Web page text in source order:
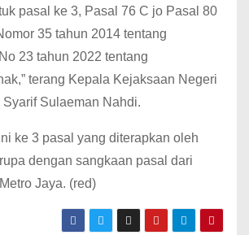
pasal ke 3, Pasal 76 C jo Pasal 80
35 tahun 2014 tentang
23 tahun 2022 tentang
terang Kepala Kejaksaan Negeri
Sulaeman Nahdi.
ke 3 pasal yang diterapkan oleh
dengan sangkaan pasal dari
Jaya. (red)